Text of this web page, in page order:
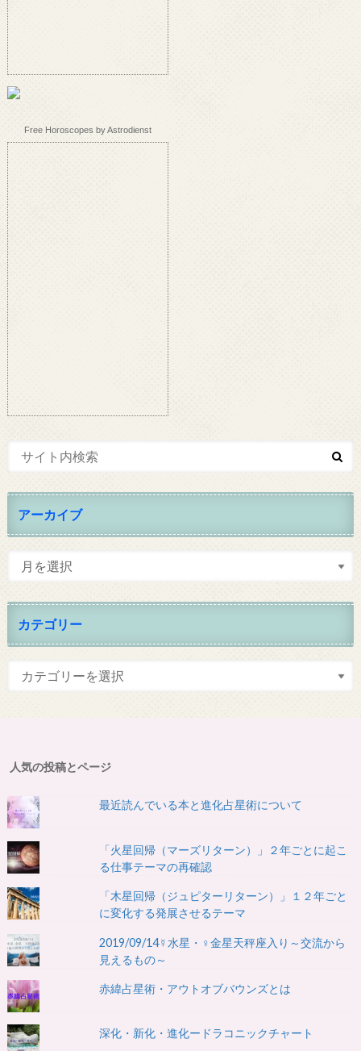
Free Horoscopes by Astrodienst
アーカイブ
カテゴリー
人気の投稿とページ
最近読んでいる本と進化占星術について
「火星回帰（マーズリターン）」２年ごとに起こ
る仕事テーマの再確認
「木星回帰（ジュピターリターン）」１２年ごと
に変化する発展させるテーマ
2019/09/14☿水星・♀金星天秤座入り～交流から
見えるもの～
赤緯占星術・アウトオブバウンズとは
深化・新化・進化ードラコニックチャート